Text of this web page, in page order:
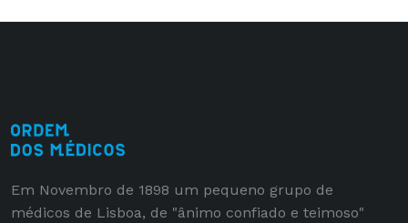
Em Novembro de 1898 um pequeno grupo de
médicos de Lisboa, de "ânimo confiado e teimoso"